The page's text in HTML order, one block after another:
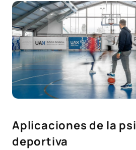
Aplicaciones de la
deportiva